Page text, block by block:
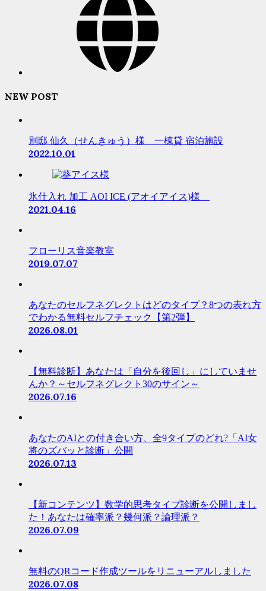
NEW POST
別邸 仙久（せんきゅう）様 一棟貸 宿泊施設
2022.10.01
氷仕入れ 加工 AOI ICE (アオイアイス)様
2021.04.16
フローリス音楽教室
2019.07.07
あなたのセルフネグレクトはどのタイプ？8つの表れ方
でわかる無料セルフチェック【第2弾】
2026.08.01
【無料診断】あなたは「自分を後回し」にしていませ
んか？～セルフネグレクト30のサイン～
2026.07.16
あなたのAIとの付き合い方、全9タイプのどれ?「AI女
将のズバッと診断」公開
2026.07.13
【新コンテンツ】数学的思考タイプ診断を公開しまし
た！あなたは確率派？幾何派？論理派？
2026.07.09
無料のQRコード作成ツールをリニューアルしました
2026.07.08